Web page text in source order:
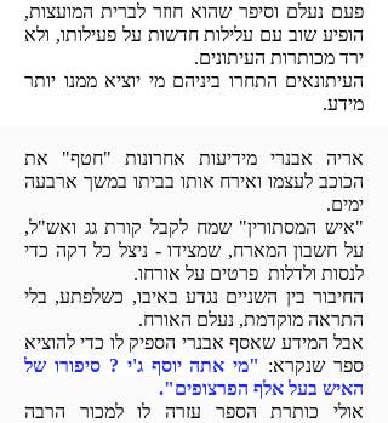
פעם נעלם וסיפר שהוא חוזר לברית המועצות,
הופיע שוב עם עלילות חדשות על פעילותו, ולא
ירד מכותרות העיתונים.
העיתונאים התחרו ביניהם מי יוציא ממנו יותר
מידע.
אריה אבנרי מידיעות אחרונות "חטף" את
הכוכב לעצמו ואירח אותו בביתו במשך ארבעה
ימים.
"איש המסתורין" שמח לקבל קורת גג ואש"ל,
על חשבון המארח, שמצידו - ניצל כל דקה כדי
לנסות ולדלות פרטים על אורחו.
החיבור בין השניים נגדע באיבו, כשלפתע, בלי
התראה מוקדמת, נעלם האורח.
אבל המידע שאסף אבנרי הספיק לו כדי להוציא
ספר שנקרא: "מי אתה יוסף ג'י ? סיפורו של
האיש בעל אלף הפרצופים".
אולי כותרת הספר עזרה לו למכור הרבה